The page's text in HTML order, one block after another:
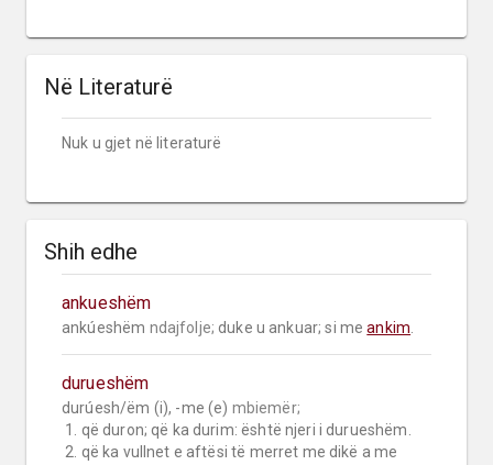
Në Literaturë
Nuk u gjet në literaturë
Shih edhe
ankueshëm
ankúeshëm ndajfolje; duke u ankuar; si me ankim
durueshëm
durúesh/ëm (i), -me (e) mbiemër;